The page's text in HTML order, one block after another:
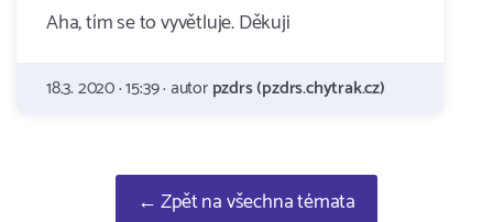
Aha, tím se to vyvětluje. Děkuji
18.3. 2020 · 15:39 · autorpzdrs (pzdrs.chytrak.cz)
← Zpět na všechna témata